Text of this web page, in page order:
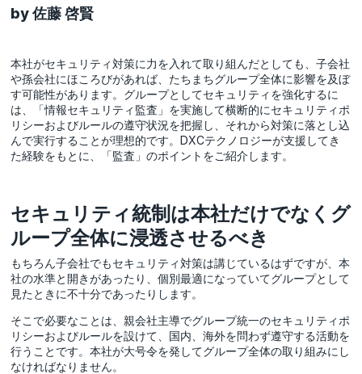
by 佐藤 啓賢
本社がセキュリティ対策に力を入れて取り組んだとしても、子会社
や孫会社にほころびがあれば、たちまちグループ全体に影響を及ぼ
す可能性があります。グループとしてセキュリティを強化するに
は、「情報セキュリティ監査」を実施して横断的にセキュリティポ
リシーおよびルールの遵守状況を把握し、それから対策に落とし込
んで実行することが理想的です。DXCテクノロジーが支援してき
た経験をもとに、「監査」のポイントをご紹介します。
セキュリティ統制は本社だけでなくグ
ループ全体に浸透させるべき
もちろん子会社でもセキュリティ対策は講じているはずですが、本
社の水準と開きがあったり、個別最適になっていてグループとして
見たときに不十分であったりします。
そこで必要なことは、親会社主導でグループ統一のセキュリティポ
リシーおよびルールを設けて、国内、海外を問わず遵守する活動を
行うことです。本社が大号令を発してグループ全体の取り組みにし
なければなりません。